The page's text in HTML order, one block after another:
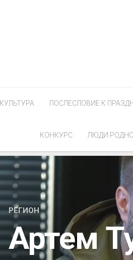
КУЛЬТУРА ПОСЛЕСЛОВИЕ К
КОНКУРС ЛЮДИ
РЕГИОН
Артем